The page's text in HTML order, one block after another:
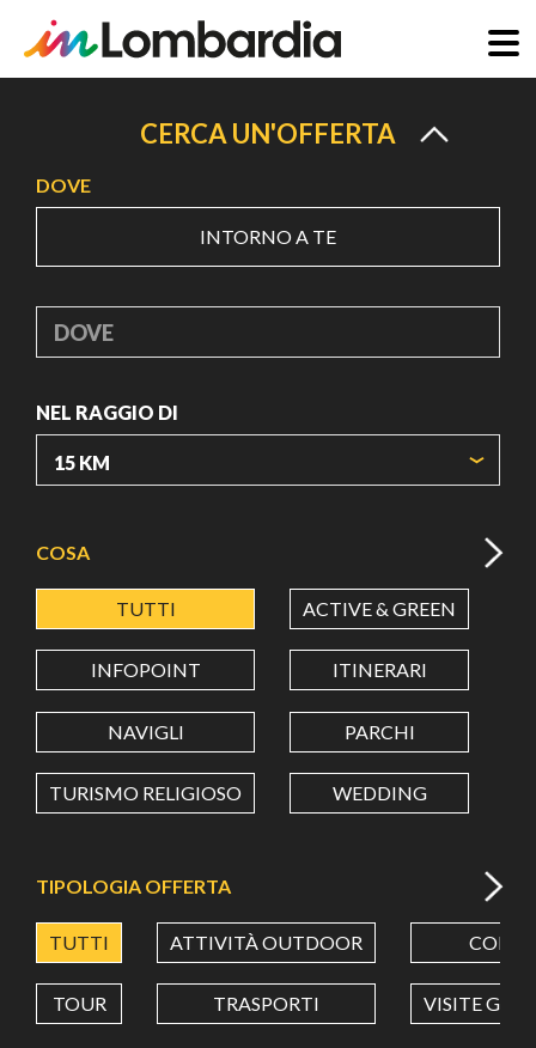
principale
CERCA UN'OFFERTA
DOVE
INTORNO A TE
DOVE
NEL RAGGIO DI
LATITUDINE
LONGITUDINE
Value in decimal degrees. Use dot (.) as decimal separator.
COSA
TUTTI ACTIVE & GREEN
INFOPOINT ITINERARI
NAVIGLI PARCHI
TURISMO RELIGIOSO WEDDING
TIPOLOGIA OFFERTA
TUTTI ATTIVITÀ OUTDOOR CORSI
TOUR TRASPORTI VISITE